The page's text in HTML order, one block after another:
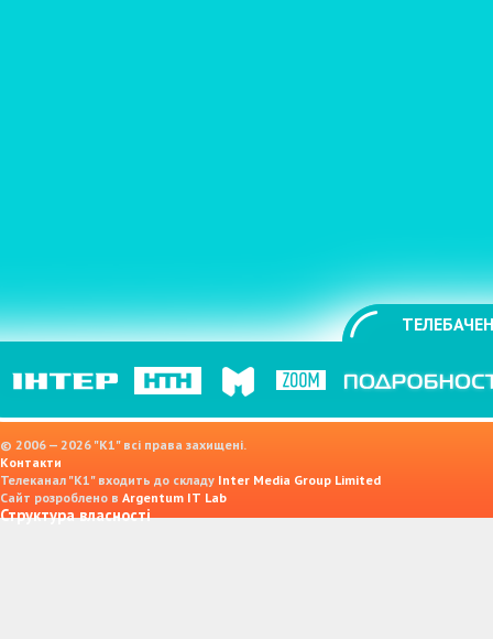
© 2006 — 2026 "K1" всі права захищені.
Контакти
Телеканал "К1" входить до складу Inter Media Group Limited
Сайт розроблено в Argentum IT Lab
Структура власності